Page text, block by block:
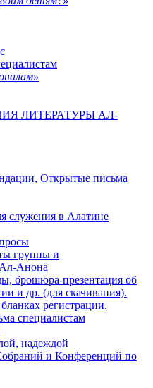
ЛИТЕРАТУРЫ АЛ-
Открытые письма
служения в Алатине
группы и
Анона
брошюра-презентация об
и др. (для скачивания).
регистрации.
специалистам
надеждой
и Конференций по